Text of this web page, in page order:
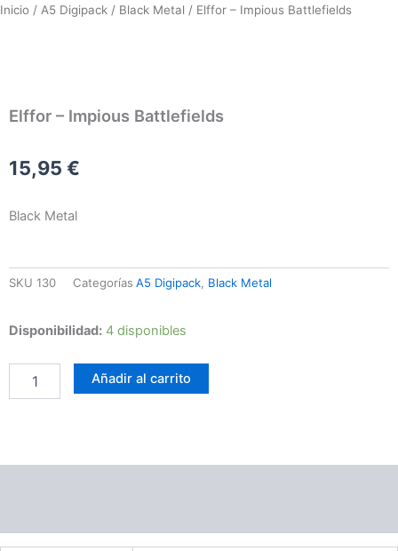
Inicio / A5 Digipack / Black Metal / Elffor – Impious Battlefields
Elffor – Impious Battlefields
15,95 €
Black Metal
SKU 130 Categorías A5 Digipack, Black Metal
Disponibilidad: 4 disponibles
Elffor
Impious
Battlefields
cantidad
Añadir al carrito